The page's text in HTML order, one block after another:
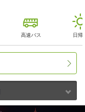
高速バス 日帰